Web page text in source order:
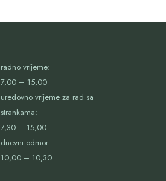
radno vrijeme:
7,00 – 15,00
uredovno vrijeme za rad sa
strankama:
7,30 – 15,00
dnevni odmor:
10,00 – 10,30